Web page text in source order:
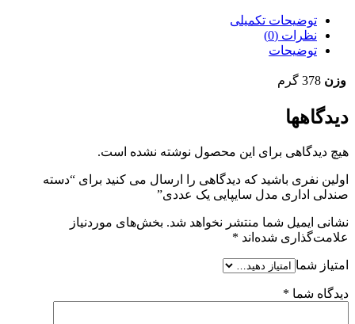
توضیحات تکمیلی
نظرات (0)
توضیحات
وزن 378 گرم
دیدگاهها
هیچ دیدگاهی برای این محصول نوشته نشده است.
اولین نفری باشید که دیدگاهی را ارسال می کنید برای “دسته
صندلی اداری مدل سایپایی یک عددی”
نشانی ایمیل شما منتشر نخواهد شد. بخش‌های موردنیاز
علامت‌گذاری شده‌اند *
امتیاز شما
دیدگاه شما *